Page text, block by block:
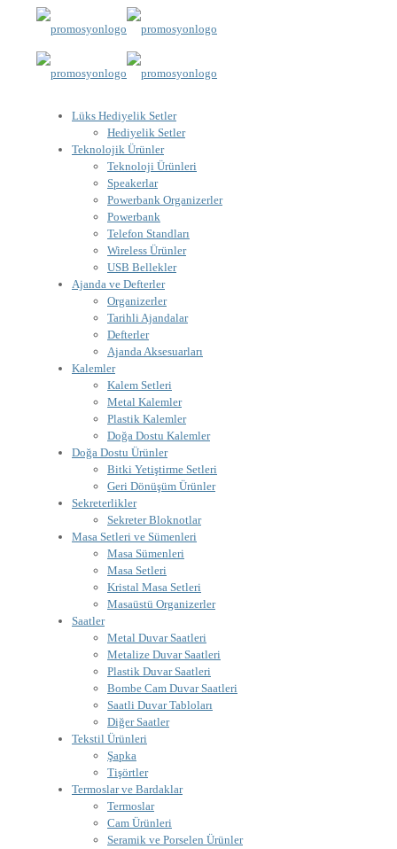
Lüks Hediyelik Setler
Hediyelik Setler
Teknolojik Ürünler
Teknoloji Ürünleri
Speakerlar
Powerbank Organizerler
Powerbank
Telefon Standları
Wireless Ürünler
USB Bellekler
Ajanda ve Defterler
Organizerler
Tarihli Ajandalar
Defterler
Ajanda Aksesuarları
Kalemler
Kalem Setleri
Metal Kalemler
Plastik Kalemler
Doğa Dostu Kalemler
Doğa Dostu Ürünler
Bitki Yetiştirme Setleri
Geri Dönüşüm Ürünler
Sekreterlikler
Sekreter Bloknotlar
Masa Setleri ve Sümenleri
Masa Sümenleri
Masa Setleri
Kristal Masa Setleri
Masaüstü Organizerler
Saatler
Metal Duvar Saatleri
Metalize Duvar Saatleri
Plastik Duvar Saatleri
Bombe Cam Duvar Saatleri
Saatli Duvar Tabloları
Diğer Saatler
Tekstil Ürünleri
Şapka
Tişörtler
Termoslar ve Bardaklar
Termoslar
Cam Ürünleri
Seramik ve Porselen Ürünler